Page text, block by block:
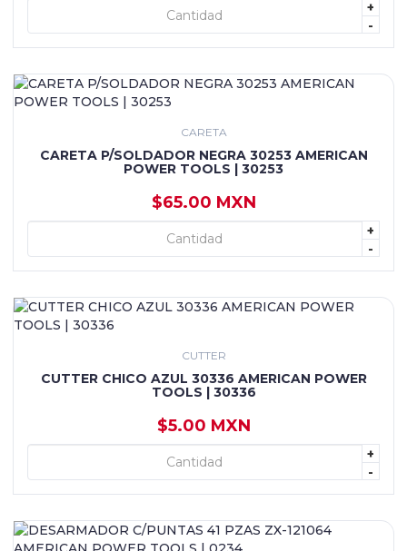
+
-
+ AGREGAR
CARETA
CARETA P/SOLDADOR NEGRA 30253 AMERICAN
POWER TOOLS | 30253
$65.00 MXN
+
-
+ AGREGAR
CUTTER
CUTTER CHICO AZUL 30336 AMERICAN POWER
TOOLS | 30336
$5.00 MXN
+
-
+ AGREGAR